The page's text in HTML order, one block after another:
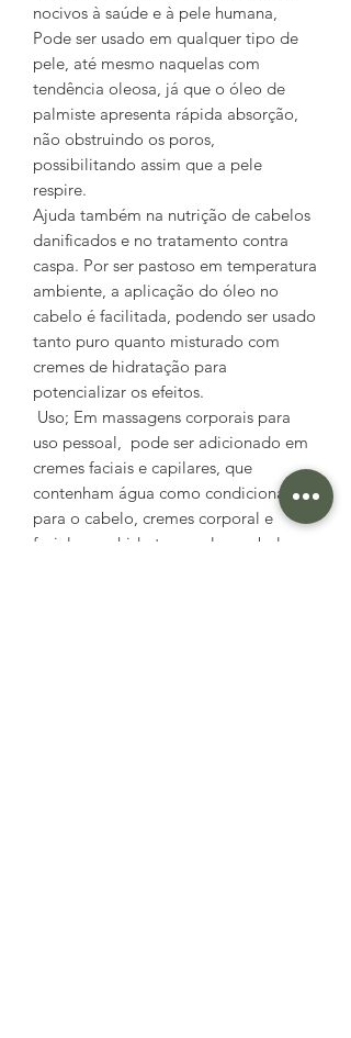
nocivos à saúde e à pele humana,
Pode ser usado em qualquer tipo de
pele, até mesmo naquelas com
tendência oleosa, já que o óleo de
palmiste apresenta rápida absorção,
não obstruindo os poros,
possibilitando assim que a pele
respire.
Ajuda também na nutrição de cabelos
danificados e no tratamento contra
caspa. Por ser pastoso em temperatura
ambiente, a aplicação do óleo no
cabelo é facilitada, podendo ser usado
tanto puro quanto misturado com
cremes de hidratação para
potencializar os efeitos.
Uso; Em massagens corporais para
uso pessoal, pode ser adicionado em
cremes faciais e capilares, que
contenham água como condicionador
para o cabelo, cremes corporal e
facial, para hidratar a pele e cabelo,